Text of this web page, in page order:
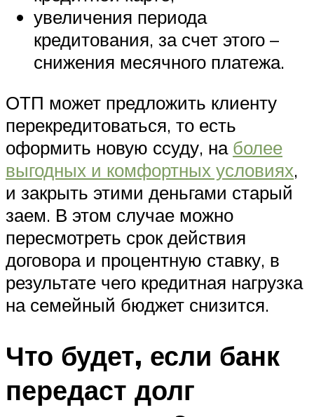
увеличения периода
кредитования, за счет этого –
снижения месячного платежа.
ОТП может предложить клиенту
перекредитоваться, то есть
оформить новую ссуду, на более
выгодных и комфортных условиях,
и закрыть этими деньгами старый
заем. В этом случае можно
пересмотреть срок действия
договора и процентную ставку, в
результате чего кредитная нагрузка
на семейный бюджет снизится.
Что будет, если банк
передаст долг